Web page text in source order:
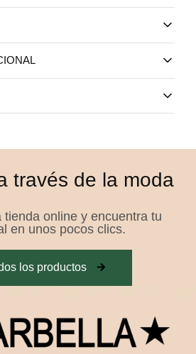
través de la moda
tienda online y encuentra tu
en unos pocos clics.
los productos